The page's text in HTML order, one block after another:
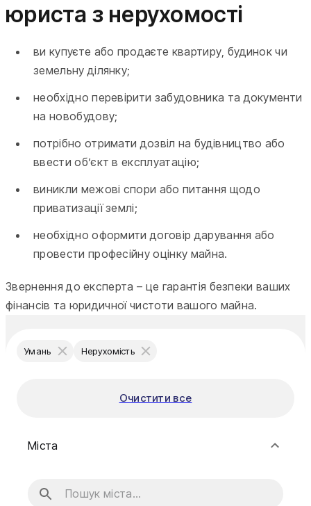
юриста з нерухомості
ви купуєте або продаєте квартиру, будинок чи
земельну ділянку;
необхідно перевірити забудовника та документи
на новобудову;
потрібно отримати дозвіл на будівництво або
ввести об’єкт в експлуатацію;
виникли межові спори або питання щодо
приватизації землі;
необхідно оформити договір дарування або
провести професійну оцінку майна.
Звернення до експерта – це гарантія безпеки ваших
фінансів та юридичної чистоти вашого майна.
Умань Нерухомість
Очистити все
Міста